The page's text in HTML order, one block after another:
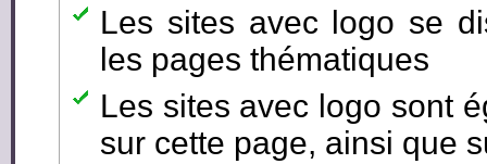
Les sites avec logo se
les pages thématiques
Les sites avec logo sont
sur cette page, ainsi que